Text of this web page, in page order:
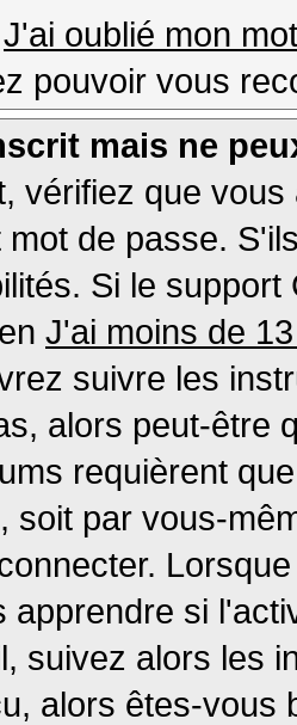
J'ai oublié mon
pouvoir vous
mais ne
vérifiez que
mot de passe.
Si le
J'ai moins de
suivre les
alors peut-être
requièrent
soit par vous-
apprendre si
suivez alors les
alors êtes-vous